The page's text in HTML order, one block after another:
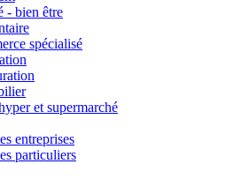
- bien être
spécialisé
et supermarché
entreprises
particuliers